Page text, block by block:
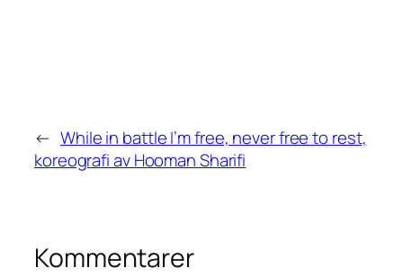
← While in battle I’m free, never free to rest,
koreografi av Hooman Sharifi
Kommentarer